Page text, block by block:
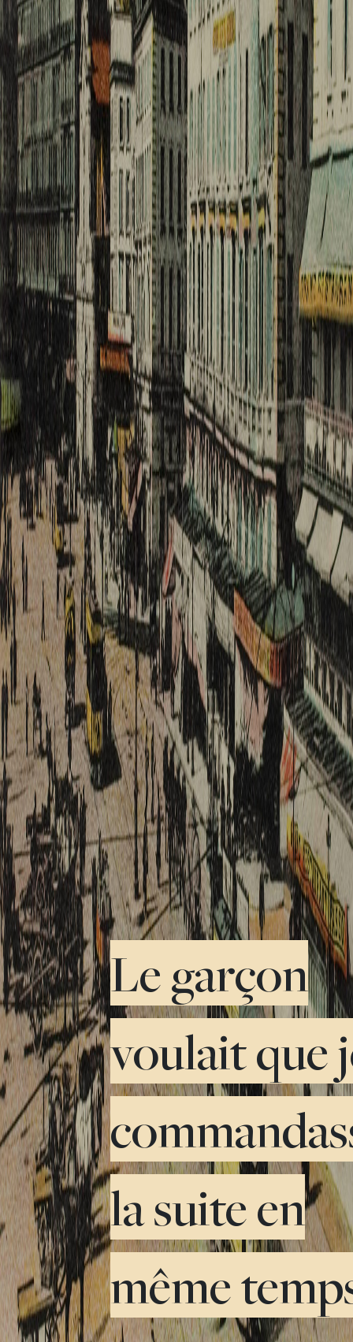
Le garçon
voulait que
la suite en
même